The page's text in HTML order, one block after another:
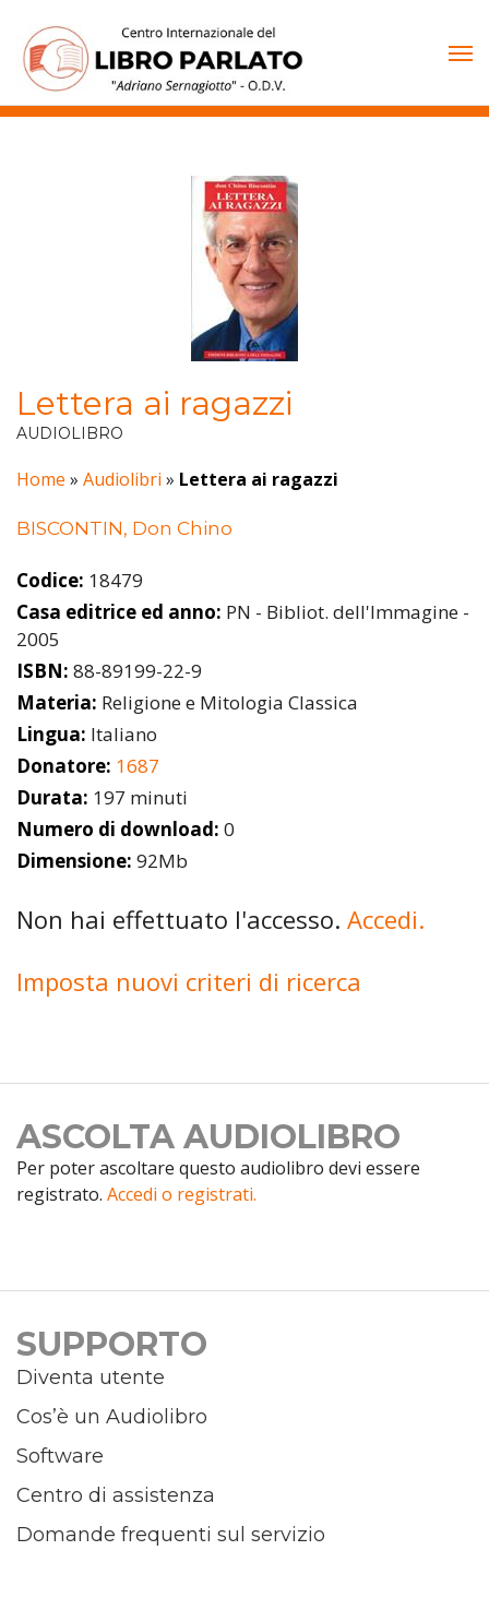
contenuto
Lettera ai ragazzi
AUDIOLIBRO
Home » Audiolibri » Lettera ai ragazzi
BISCONTIN, Don Chino
Codice: 18479
Casa editrice ed anno: PN - Bibliot. dell'Immagine -
2005
ISBN: 88-89199-22-9
Materia: Religione e Mitologia Classica
Lingua: Italiano
Donatore: 1687
Durata: 197 minuti
Numero di download: 0
Dimensione: 92Mb
Non hai effettuato l'accesso. Accedi.
Imposta nuovi criteri di ricerca
ASCOLTA AUDIOLIBRO
Per poter ascoltare questo audiolibro devi essere
registrato. Accedi o registrati.
SUPPORTO
Diventa utente
Cos’è un Audiolibro
Software
Centro di assistenza
Domande frequenti sul servizio